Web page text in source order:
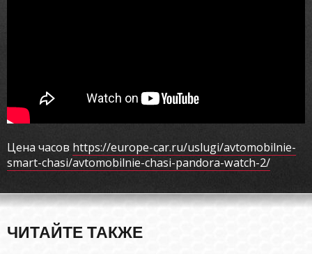
Цена часов https://europe-car.ru/uslugi/avtomobilnie-
smart-chasi/avtomobilnie-chasi-pandora-watch-2/
ЧИТАЙТЕ ТАКЖЕ